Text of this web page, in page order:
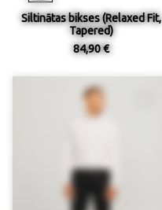
Siltinātas bikses (Relaxed Fit,
Tapered)
84,90 €